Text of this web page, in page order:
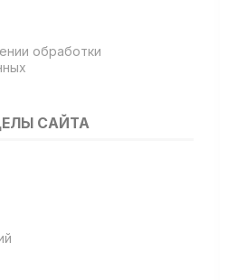
обработки
САЙТА